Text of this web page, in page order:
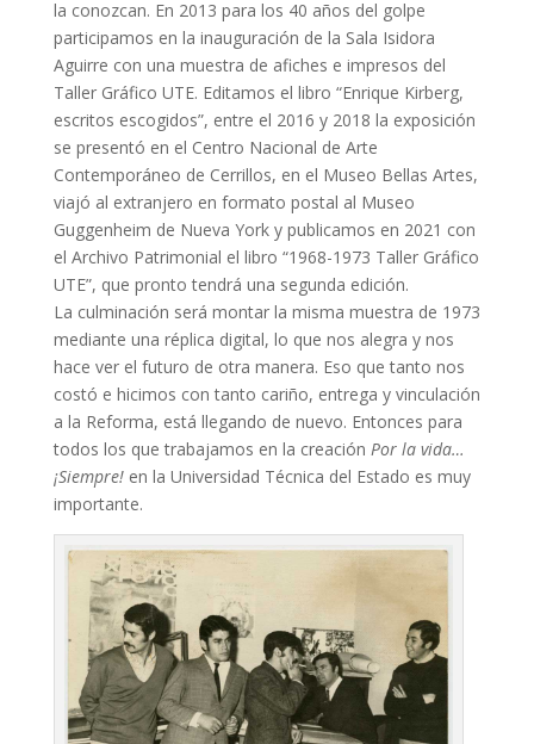
la conozcan. En 2013 para los 40 años del golpe
participamos en la inauguración de la Sala Isidora
Aguirre con una muestra de afiches e impresos del
Taller Gráfico UTE. Editamos el libro “Enrique Kirberg,
escritos escogidos”, entre el 2016 y 2018 la exposición
se presentó en el Centro Nacional de Arte
Contemporáneo de Cerrillos, en el Museo Bellas Artes,
viajó al extranjero en formato postal al Museo
Guggenheim de Nueva York y publicamos en 2021 con
el Archivo Patrimonial el libro “1968-1973 Taller Gráfico
UTE”, que pronto tendrá una segunda edición.
La culminación será montar la misma muestra de 1973
mediante una réplica digital, lo que nos alegra y nos
hace ver el futuro de otra manera. Eso que tanto nos
costó e hicimos con tanto cariño, entrega y vinculación
a la Reforma, está llegando de nuevo. Entonces para
todos los que trabajamos en la creación Por la vida…
¡Siempre!en la Universidad Técnica del Estado es muy
importante.